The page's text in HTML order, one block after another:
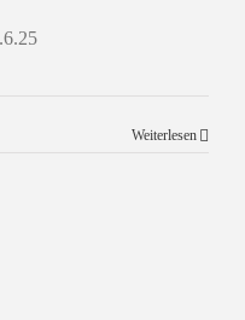
Weiterlesen